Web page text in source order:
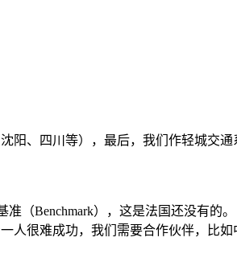
阳、四川等），最后，我们作轻城交
（Benchmark），这是法国还没有的。
很难成功，我们需要合作伙伴，比如